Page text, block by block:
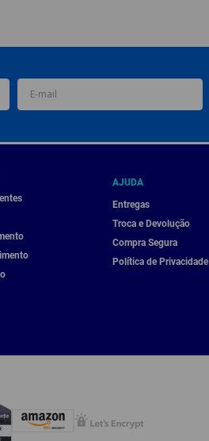
AJUDA
Entregas
Troca e Devolução
Compra Segura
Política de Privacidade